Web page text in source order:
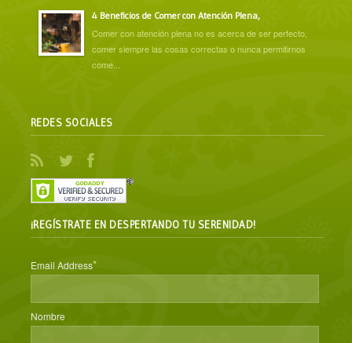
4 Beneficios de Comer con Atención Plena,
Comer con atención plena no es acerca de ser perfecto,
comer siempre las cosas correctas o nunca permitirnos
come...
REDES SOCIALES
¡REGÍSTRATE EN DESPERTANDO TU SERENIDAD!
Email Address*
Nombre